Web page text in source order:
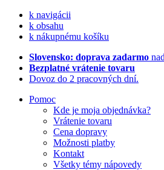
k navigácii
k obsahu
k nákupnému košíku
Slovensko: doprava zadarmo
Bezplatné vrátenie tovaru
Dovoz do 2 pracovných dní.
Pomoc
Kde je moja objednávka?
Vrátenie tovaru
Cena dopravy
Možnosti platby
Kontakt
Všetky témy nápovedy